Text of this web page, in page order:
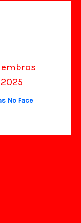
No Face